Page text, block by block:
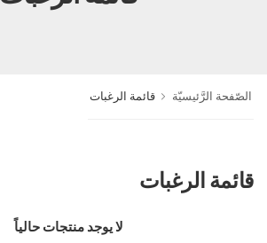
الصّفحة الرَّئيسيّة قائمة الرغبات
قائمة الرغبات
لا يوجد منتجات حالياً